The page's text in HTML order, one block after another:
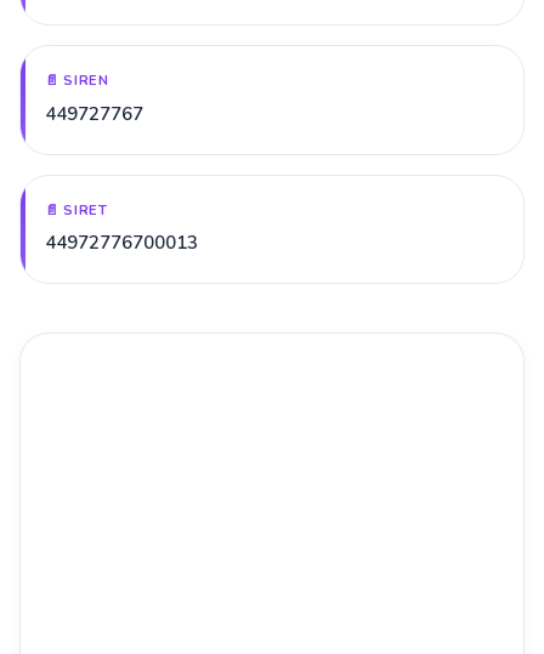
📄 SIREN
449727767
📄 SIRET
44972776700013